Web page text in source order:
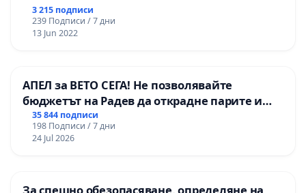
3 215 подписи
239 Подписи / 7 дни
13 Jun 2022
АПЕЛ за ВЕТО СЕГА! Не позволявайте
бюджетът на Радев да открадне парите и
правата ни в тъмното
35 844 подписи
198 Подписи / 7 дни
24 Jul 2026
За спешно обезопасяване, определяне на